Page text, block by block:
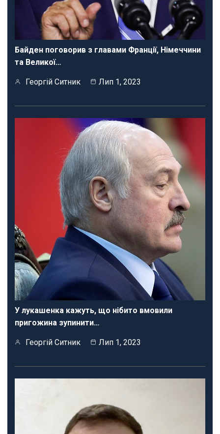
Байден поговорив з главами Франції, Німеччини
та Великої…
Георгій Ситник Лип 1, 2023
У лукашенка кажуть, що нібито вмовили
пригожина зупинити…
Георгій Ситник Лип 1, 2023